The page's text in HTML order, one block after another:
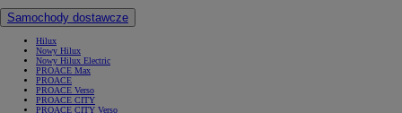
Samochody dostawcze
Hilux
Nowy Hilux
Nowy Hilux Electric
PROACE Max
PROACE
PROACE Verso
PROACE CITY
PROACE CITY Verso